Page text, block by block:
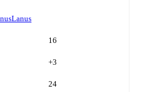
Lanus
16
+3
24